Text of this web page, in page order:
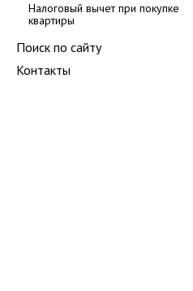
Налоговый вычет при покупке
квартиры
Поиск по сайту
Контакты